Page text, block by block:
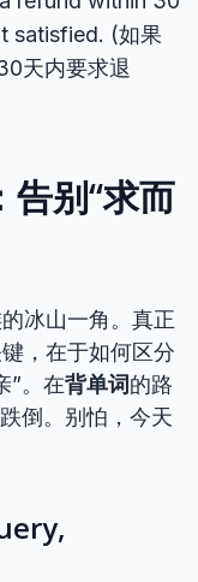
satisfied. (如果
天内要求退
别“求而
冰山一角。真正
，在于如何区分
”。在背单词的路
倒。别怕，今天